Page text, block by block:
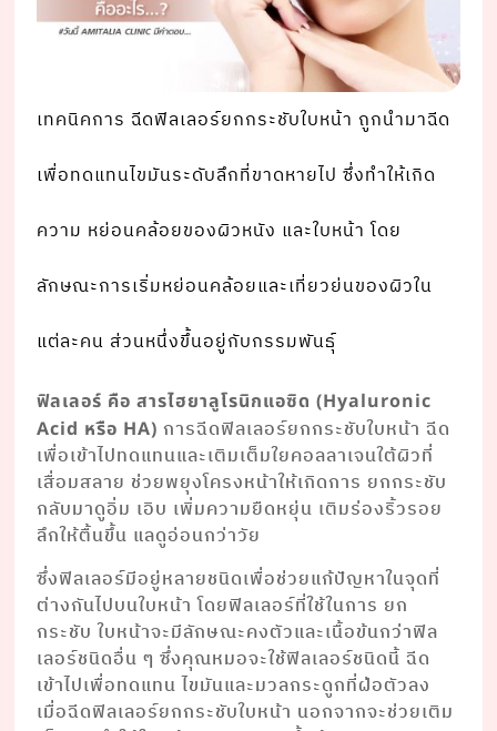
เทคนิคการ ฉีดฟิลเลอร์ยกกระชับใบหน้า ถูกนํามาฉีด
เพื่อทดแทนไขมันระดับลึกที่ขาดหายไป ซึ่งทําให้เกิด
ความ หย่อนคล้อยของผิวหนัง และใบหน้า โดย
ลักษณะการเริ่มหย่อนคล้อยและเที่ยวย่นของผิวใน
แต่ละคน ส่วนหนึ่งขึ้นอยู่กับกรรมพันธุ์
ฟิลเลอร์ คือ สารไฮยาลูโรนิกแอซิด (Hyaluronic
Acid หรือ HA) การฉีดฟิลเลอร์ยกกระชับใบหน้า ฉีด
เพื่อเข้าไปทดแทนและเติมเต็มใยคอลลาเจนใต้ผิวที่
เสื่อมสลาย ช่วยพยุงโครงหน้าให้เกิดการ ยกกระชับ
กลับมาดูอิ่ม เอิบ เพิ่มความยืดหยุ่น เติมร่องริ้วรอย
ลึกให้ตื้นขึ้น แลดูอ่อนกว่าวัย
ซึ่งฟิลเลอร์มีอยู่หลายชนิดเพื่อช่วยแก้ปัญหาในจุดที่
ต่างกันไปบนใบหน้า โดยฟิลเลอร์ที่ใช้ในการ ยก
กระชับ ใบหน้าจะมีลักษณะคงตัวและเนื้อข้นกว่าฟิล
เลอร์ชนิดอื่น ๆ ซึ่งคุณหมอจะใช้ฟิลเลอร์ชนิดนี้ ฉีด
เข้าไปเพื่อทดแทน ไขมันและมวลกระดูกที่ฝ่อตัวลง
เมื่อฉีดฟิลเลอร์ยกกระชับใบหน้า นอกจากจะช่วยเติม